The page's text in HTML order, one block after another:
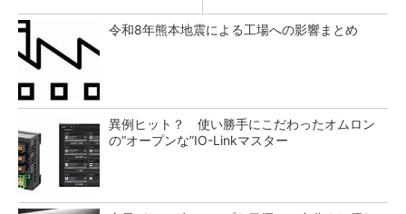
令和8年熊本地震による工場への影響まとめ
異例ヒット？ 使い勝手にこだわったオムロン
の“オープンな”IO-Linkマスター